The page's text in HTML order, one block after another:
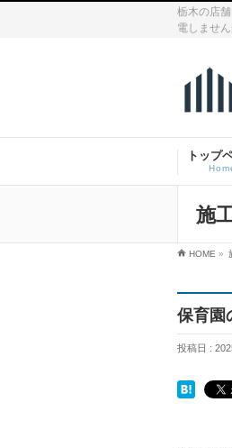
栃木の店
電しません
トップ
施
HOME »
保育園
投稿日 :